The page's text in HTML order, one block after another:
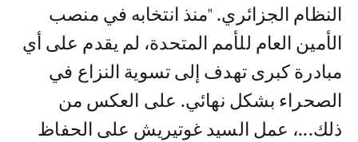
النظام الجزائري. "منذ انتخابه في منصب
الأمين العام للأمم المتحدة، لم يقدم على أي
مبادرة كبرى تهدف إلى تسوية النزاع في
الصحراء بشكل نهائي. على العكس من
ذلك...، عمل السيد غوتيريش على الحفاظ